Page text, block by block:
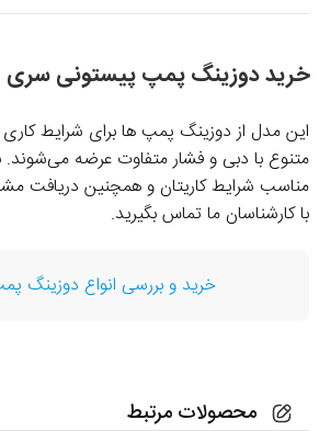
خرید دوزینگ پمپ پیستونی سری BP از برند اتاترون
این مدل از دوزینگ پمپ ها برای شرایط
متنوع با دبی و فشار متفاوت عرضه می‌شوند.
مناسب شرایط کاریتان و همچنین دریافت
با کارشناسان ما تماس بگیرید.
خرید و بررسی انواع دوزینگ
محصولات مرتبط